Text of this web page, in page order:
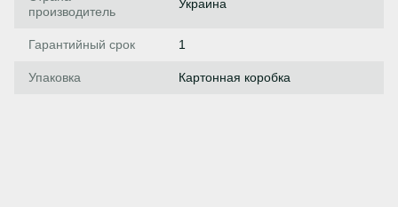
производитель
Украина
Гарантийный срок 1
Упаковка Картонная коробка